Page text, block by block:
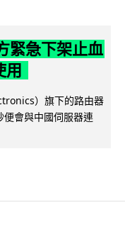
緊急下架止血
用
）旗下的路由器
便會與中國伺服器連